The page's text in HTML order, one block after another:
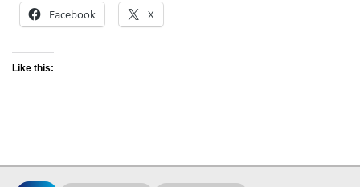
Facebook X
Like this: